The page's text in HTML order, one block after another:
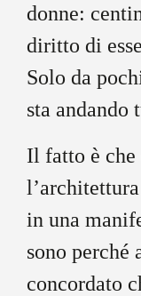
donne:
diritto di
Solo da
sta andando
Il fatto è
in una
sono perché
concordato